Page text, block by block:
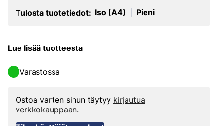
Tulosta tuotetiedot: Iso (A4) Pieni
Lue lisää tuotteesta
Varastossa
Ostoa varten sinun täytyy kirjautua
verkkokauppaan.